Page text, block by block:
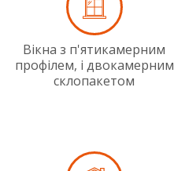
Вікна з п'ятикамерним
профілем, і двокамерним
склопакетом